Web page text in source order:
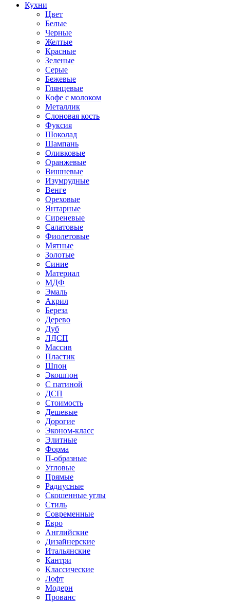
Кухни
Цвет
Белые
Черные
Желтые
Красные
Зеленые
Серые
Бежевые
Глянцевые
Кофе с молоком
Металлик
Слоновая кость
Фуксия
Шоколад
Шампань
Оливковые
Оранжевые
Вишневые
Изумрудные
Венге
Ореховые
Янтарные
Сиреневые
Салатовые
Фиолетовые
Мятные
Золотые
Синие
Материал
МДФ
Эмаль
Акрил
Береза
Дерево
Дуб
ЛДСП
Массив
Пластик
Шпон
Экошпон
С патиной
ДСП
Стоимость
Дешевые
Дорогие
Эконом-класс
Элитные
Форма
П-образные
Угловые
Прямые
Радиусные
Скошенные углы
Стиль
Современные
Евро
Английские
Дизайнерские
Итальянские
Кантри
Классические
Лофт
Модерн
Прованс